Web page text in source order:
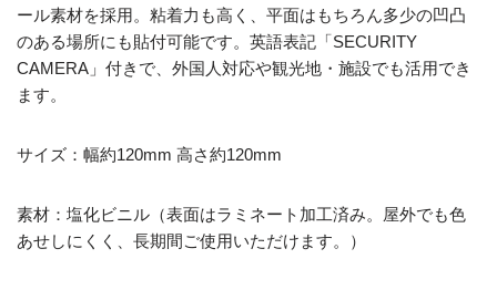
ール素材を採用。粘着力も高く、平面はもちろん多少の凹凸
のある場所にも貼付可能です。英語表記「SECURITY
CAMERA」付きで、外国人対応や観光地・施設でも活用でき
ます。
サイズ：幅約120mm 高さ約120mm
素材：塩化ビニル（表面はラミネート加工済み。屋外でも色
あせしにくく、長期間ご使用いただけます。）